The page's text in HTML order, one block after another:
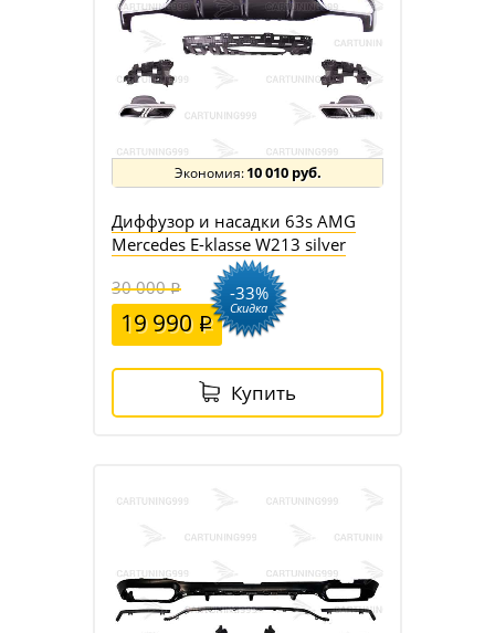
10 010 руб.
Диффузор и насадки 63s AMG
Mercedes E-klasse W213 silver
30 000
19 990
-33%
Скидка
Купить